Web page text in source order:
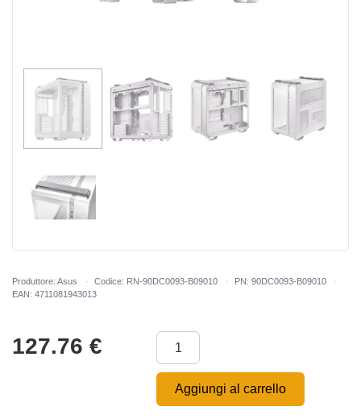
Produttore: Asus Codice: RN-90DC0093-B09010
PN: 90DC0093-B09010
EAN: 4711081943013
127.76 €
Aggiungi al carrello